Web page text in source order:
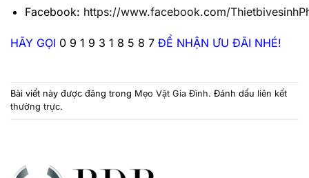
Facebook: https://www.facebook.com/
HÃY GỌI 0 9 1 9 3 1 8 5 8 7 ĐỂ NHẬN ƯU ĐÃI NHÉ!
Bài viết này được đăng trong Mẹo Vặt Gia Đình. Đánh dấu liên kết
thường trực.